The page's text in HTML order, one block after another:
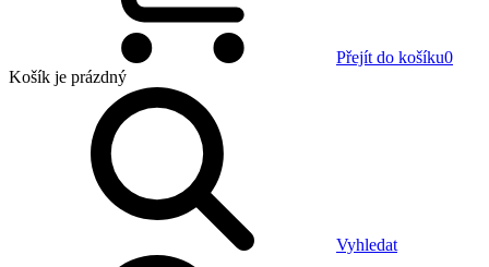
Přejít do košíku0
Košík je prázdný
Vyhledat